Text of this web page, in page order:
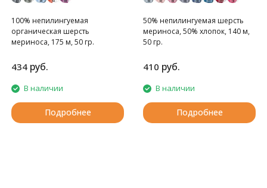
100% непилингуемая
органическая шерсть
мериноса, 175 м, 50 гр.
434 руб.
В наличии
Подробнее
50% непилингуемая шерсть
мериноса, 50% хлопок, 140 м,
50 гр.
410 руб.
В наличии
Подробнее